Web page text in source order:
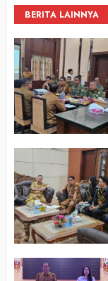
BERITA LAINNYA